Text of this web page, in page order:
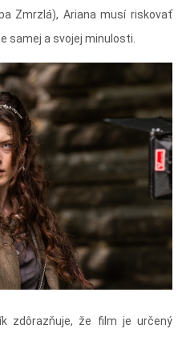
Zmrzlá), Ariana musí riskovať
samej a svojej minulosti.
zdôrazňuje, že film je určený